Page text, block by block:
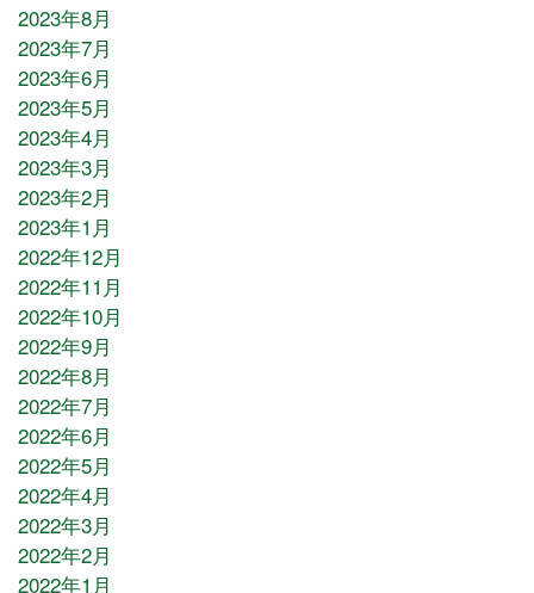
2023年8月
2023年7月
2023年6月
2023年5月
2023年4月
2023年3月
2023年2月
2023年1月
2022年12月
2022年11月
2022年10月
2022年9月
2022年8月
2022年7月
2022年6月
2022年5月
2022年4月
2022年3月
2022年2月
2022年1月